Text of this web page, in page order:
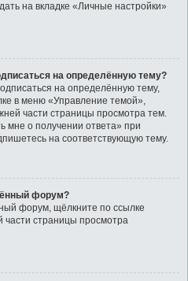
на вкладке «Личные настройки»
на определённую тему?
на определённую тему,
в меню «Управление темой»,
части страницы просмотра тем.
мне о получении ответа» при
на соответствующую тему.
форум?
форум, щёлкните по ссылке
страницы просмотра